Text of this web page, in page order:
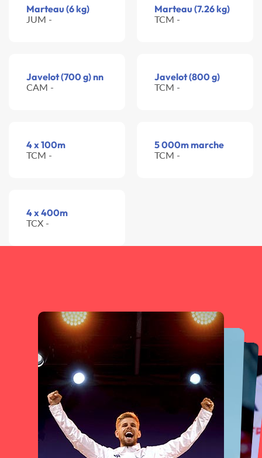
Marteau (6 kg)
JUM -
Marteau (7.26 kg)
TCM -
Javelot (700 g) nn
CAM -
Javelot (800 g)
TCM -
4 x 100m
TCM -
5 000m marche
TCM -
4 x 400m
TCX -